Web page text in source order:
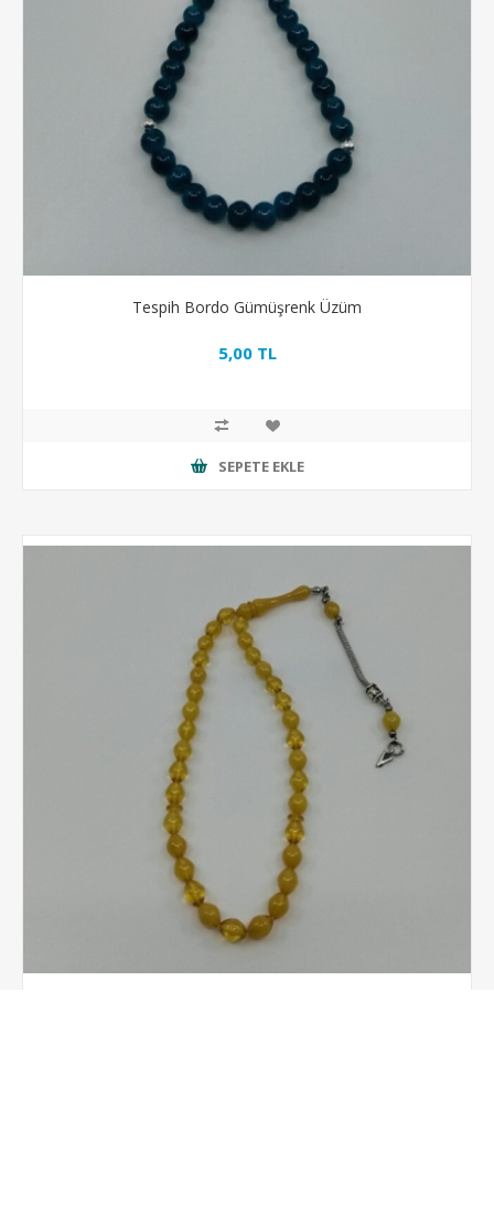
Tespih Bordo Gümüşrenk Üzüm
5,00 TL
SEPETE EKLE